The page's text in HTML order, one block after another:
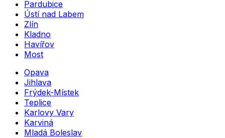
Pardubice
Ústí nad Labem
Zlín
Kladno
Havířov
Most
Opava
Jihlava
Frýdek-Místek
Teplice
Karlovy Vary
Karviná
Mladá Boleslav